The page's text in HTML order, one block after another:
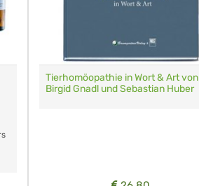
Tierhomöopathie in Wort & Art von
Birgid Gnadl und Sebastian Huber